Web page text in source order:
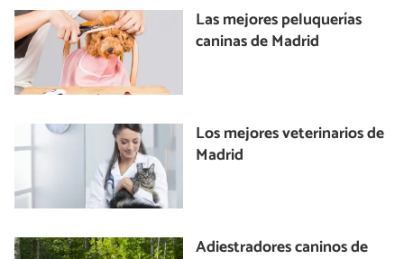
Las mejores peluquerías
caninas de Madrid
Los mejores veterinarios de
Madrid
Adiestradores caninos de